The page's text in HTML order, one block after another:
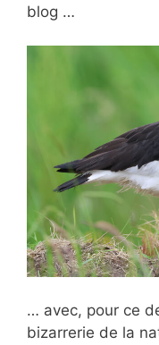
blog …
… avec, pour ce
bizarrerie de la